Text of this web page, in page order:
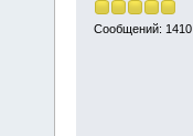
Сообщений: 1410